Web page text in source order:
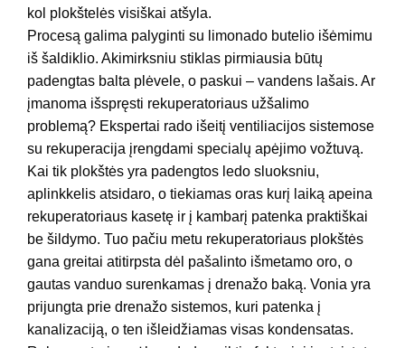
kol plokštelės visiškai atšyla.
Procesą galima palyginti su limonado butelio išėmimu
iš šaldiklio. Akimirksniu stiklas pirmiausia būtų
padengtas balta plėvele, o paskui – vandens lašais. Ar
įmanoma išspręsti rekuperatoriaus užšalimo
problemą? Ekspertai rado išeitį ventiliacijos sistemose
su rekuperacija įrengdami specialų apėjimo vožtuvą.
Kai tik plokštės yra padengtos ledo sluoksniu,
aplinkkelis atsidaro, o tiekiamas oras kurį laiką apeina
rekuperatoriaus kasetę ir į kambarį patenka praktiškai
be šildymo. Tuo pačiu metu rekuperatoriaus plokštės
gana greitai atitirpsta dėl pašalinto išmetamo oro, o
gautas vanduo surenkamas į drenažo baką. Vonia yra
prijungta prie drenažo sistemos, kuri patenka į
kanalizaciją, o ten išleidžiamas visas kondensatas.